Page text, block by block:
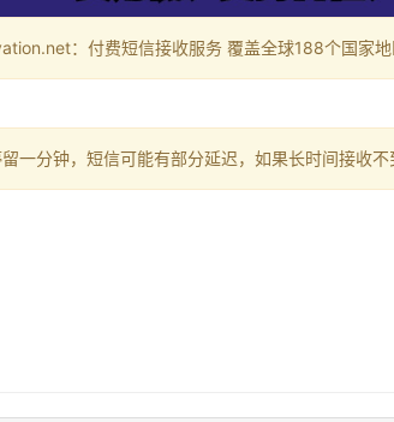
：付费短信接收服务 覆盖全球188个国
一分钟，短信可能有部分延迟，如果长时间接收